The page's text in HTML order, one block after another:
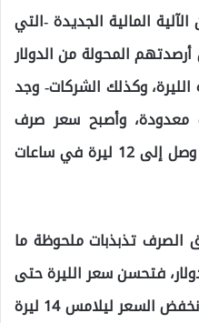
المالية الجديدة -التي
المحولة من الدولار
وكذلك الشركات- وجد
وأصبح سعر صرف
الدولار 15 ليرة، ثم 14، إلى أن وصل إلى 12 ليرة في ساعات
الصرف تذبذبات ملحوظة ما
فتحسن سعر الليرة حتى
وصل إلى 10 ليرات للدولار، ثم انخفض السعر ليلامس 14 ليرة